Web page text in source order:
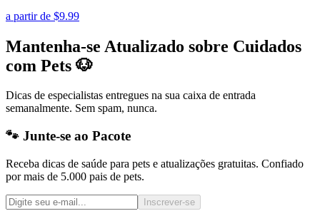
a partir de $9.99
Mantenha-se Atualizado sobre Cuidados
com Pets 🐶
Dicas de especialistas entregues na sua caixa de entrada
semanalmente. Sem spam, nunca.
🐾 Junte-se ao Pacote
Receba dicas de saúde para pets e atualizações gratuitas. Confiado
por mais de 5.000 pais de pets.
Inscrever-se